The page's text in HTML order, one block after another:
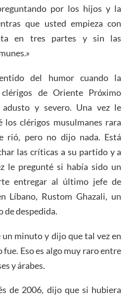
por los hijos y la
que usted empieza con
en tres partes y sin las
del humor cuando la
de Oriente Próximo
y severo. Una vez le
los clérigos musulmanes rara
rió, pero no dijo nada. Está
las críticas a su partido y a
le pregunté si había sido un
entregar al último jefe de
Líbano, Rustom Ghazali, un
de despedida.
un minuto y dijo que tal vez en
Eso es algo muy raro entre
y árabes.
de 2006, dijo que si hubiera